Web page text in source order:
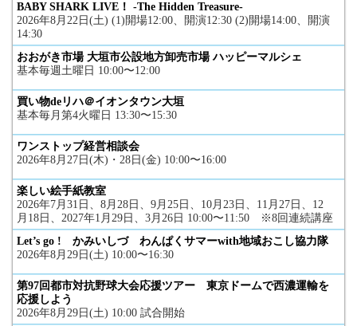
BABY SHARK LIVE！ -The Hidden Treasure-
2026年8月22日(土) (1)開場12:00、開演12:30 (2)開場14:00、開演
14:30
おおがき市場 大垣市公設地方卸売市場 ハッピーマルシェ
基本毎週土曜日 10:00〜12:00
買い物deリハ＠イオンタウン大垣
基本毎月第4火曜日 13:30〜15:30
ワンストップ経営相談会
2026年8月27日(木)・28日(金) 10:00〜16:00
楽しい絵手紙教室
2026年7月31日、8月28日、9月25日、10月23日、11月27日、12
月18日、2027年1月29日、3月26日 10:00〜11:50 ※8回連続講座
Let’s go ! かみいしづ わんぱくサマーwith地域おこし協力隊
2026年8月29日(土) 10:00〜16:30
第97回都市対抗野球大会応援ツアー 東京ドームで西濃運輸を
応援しよう
2026年8月29日(土) 10:00 試合開始